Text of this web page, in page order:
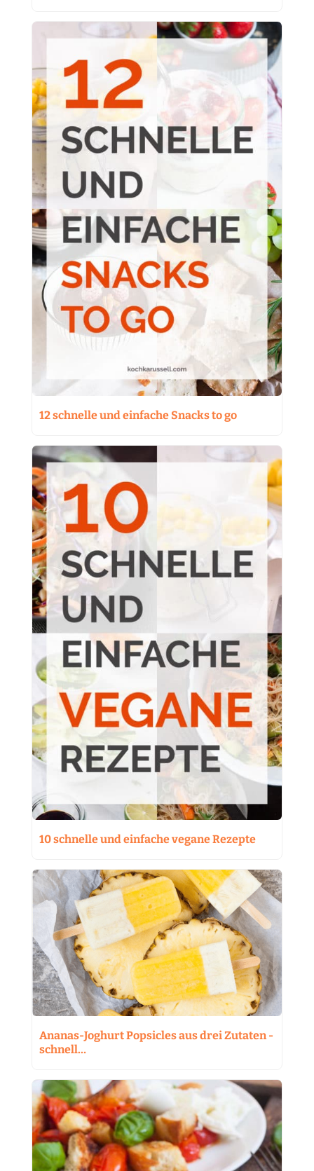
12 schnelle und einfache Snacks to go
10 schnelle und einfache vegane Rezepte
Ananas-Joghurt Popsicles aus drei Zutaten -
schnell…